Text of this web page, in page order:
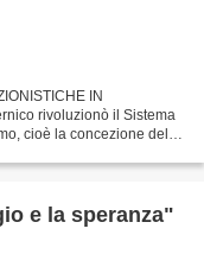
IN
rivoluzionò il Sistema
cioè la concezione del
e la speranza"